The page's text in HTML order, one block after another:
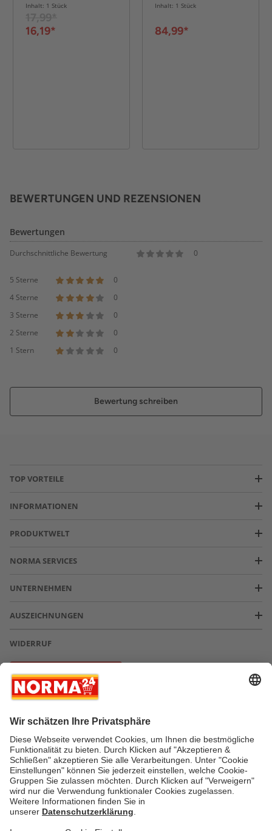
Inhalt: 1 Stück
16,19*
Inhalt: 1 Stück
84,99*
BEWERTUNGEN UND REZENSIONEN
Bewertungen
Durchschnittliche Bewertung 0
5 Sterne
0
4 Sterne
0
3 Sterne
0
2 Sterne
0
1 Stern
0
Bewertung schreiben
TOP VORTEILE
INFORMATIONEN
PRODUKTWELT
NORMA SERVICES
UNTERNEHMEN
AUSZEICHNUNGEN
WIDERRUF
Vertrag widerrufen
* Greifen Sie schnell zu! Alle angegebenen Preise in Euro und inklusive der
gesetzlichen Mehrwertsteuer. Irrtümer durch Schreib-, Programmier- und